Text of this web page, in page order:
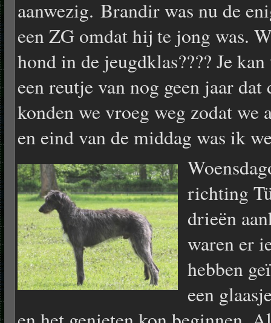
aanwezig. Brandir was nu de
een ZG omdat hij te jong was.
hond in de jeugdklas???? Je
een reutje van nog geen jaar
konden we vroeg weg zodat we
en eind van de middag was ik
richting
drieën
waren er
hebben
een